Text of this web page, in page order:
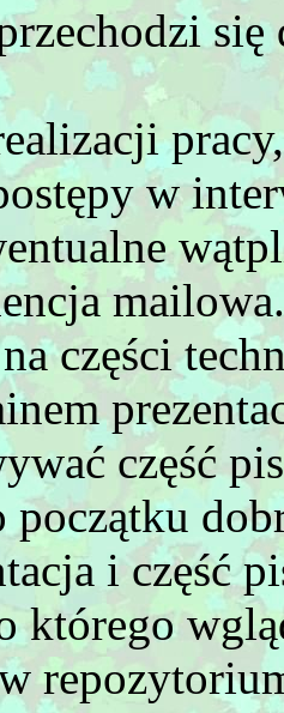
w
części
część
początku
i część
którego